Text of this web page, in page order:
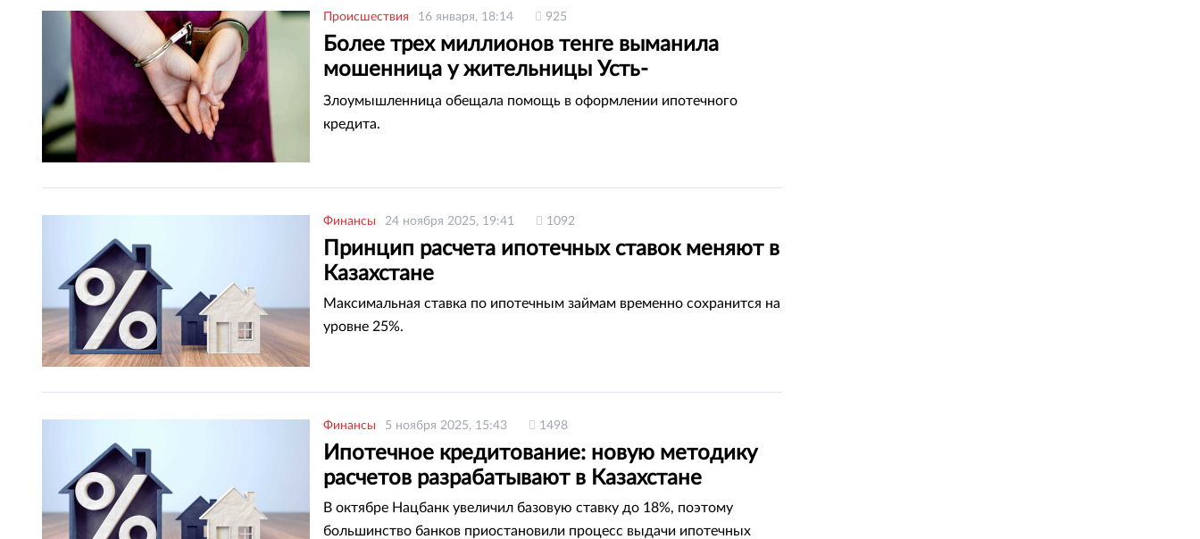
Происшествия 16 января, 18:14 925
Более трех миллионов тенге выманила
мошенница у жительницы Усть-
Каменогорска
Злоумышленница обещала помощь в оформлении ипотечного
кредита.
Финансы 24 ноября 2025, 19:41 1092
Принцип расчета ипотечных ставок меняют в
Казахстане
Максимальная ставка по ипотечным займам временно сохранится на
уровне 25%.
Финансы 5 ноября 2025, 15:43 1498
Ипотечное кредитование: новую методику
расчетов разрабатывают в Казахстане
В октябре Нацбанк увеличил базовую ставку до 18%, поэтому
большинство банков приостановили процесс выдачи ипотечных